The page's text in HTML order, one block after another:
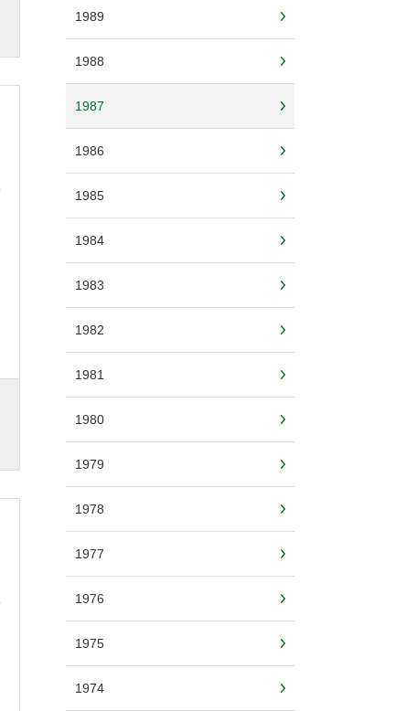
1989
1988
1987
1986
1985
1984
1983
1982
1981
1980
1979
1978
1977
1976
1975
1974